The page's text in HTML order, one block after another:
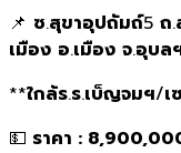
📌 ซ.สุขาอุปถัมถ์5 ถ.
เมือง อ.เมือง จ.อุบล
**ใกล้ร.ร.เบ็ญจมฯ/เ
💵 ราคา :